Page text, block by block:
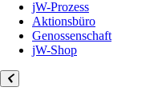
jW-Prozess
Aktionsbüro
Genossenschaft
jW-Shop